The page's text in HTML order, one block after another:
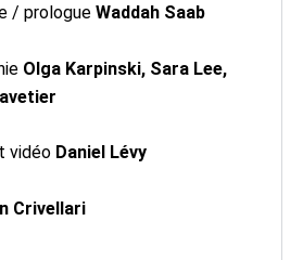
/ prologue Waddah Saab
Olga Karpinski, Sara Lee,
vidéo Daniel Lévy
Crivellari